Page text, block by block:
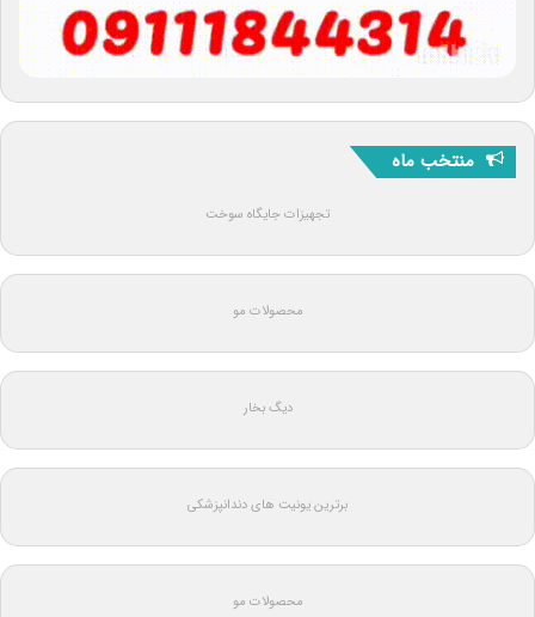
منتخب ماه
تجهیزات جایگاه سوخت
محصولات مو
دیگ بخار
برترین یونیت های دندانپزشکی
محصولات مو